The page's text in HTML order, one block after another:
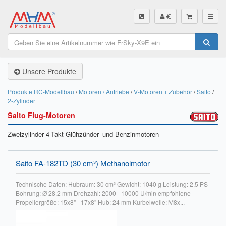
SHOP
Unsere Produkte
BL-Motor Finder
Schiffsschrauben Finder
Räder Finder
Luftschrauben Finder
Unsere Produkte
Produkte RC-Modellbau Motoren / Antriebe V-Motoren + Zubehör Saito
2-Zylinder
Saito Flug-Motoren
Zweizylinder 4-Takt Glühzünder- und Benzinmotoren
Saito FA-182TD (30 cm³) Methanolmotor
Technische Daten: Hubraum: 30 cm³ Gewicht: 1040 g Leistung: 2,5 PS
Bohrung: Ø 28,2 mm Drehzahl: 2000 - 10000 U/min empfohlene
Propellergröße: 15x8" - 17x8" Hub: 24 mm Kurbelwelle: M8x...